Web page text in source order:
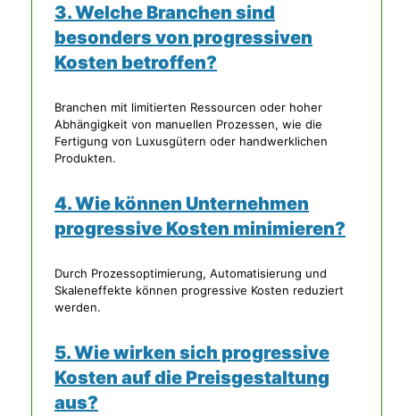
3. Welche Branchen sind
besonders von progressiven
Kosten betroffen?
Branchen mit limitierten Ressourcen oder hoher
Abhängigkeit von manuellen Prozessen, wie die
Fertigung von Luxusgütern oder handwerklichen
Produkten.
4. Wie können Unternehmen
progressive Kosten minimieren?
Durch Prozessoptimierung, Automatisierung und
Skaleneffekte können progressive Kosten reduziert
werden.
5. Wie wirken sich progressive
Kosten auf die Preisgestaltung
aus?